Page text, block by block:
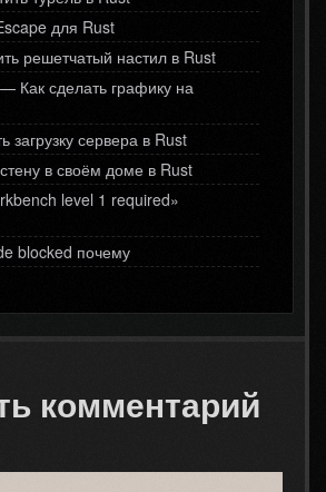
для Rust
решетчатый настил в Rust
Как сделать графику на
загрузку сервера в Rust
в своём доме в Rust
level 1 required»
blocked почему
комментарий